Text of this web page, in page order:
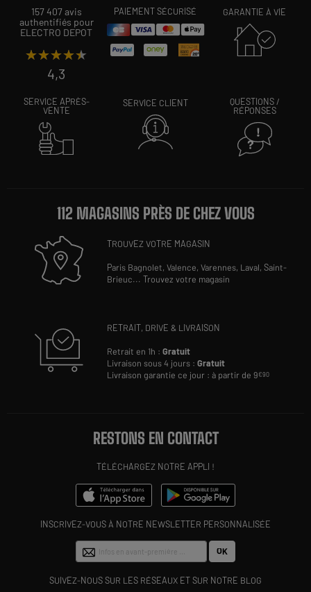
157 407 avis
authentifiés pour
ELECTRO DEPOT
★★★★★
★★★★★
4,3
PAIEMENT SÉCURISÉ GARANTIE À VIE
SERVICE APRÈS-
VENTE
SERVICE CLIENT
QUESTIONS /
RÉPONSES
112 MAGASINS PRÈS DE CHEZ VOUS
TROUVEZ VOTRE MAGASIN
Paris Bagnolet,Valence,Varennes, Laval,Saint-
Brieuc...Trouvez votre magasin
RETRAIT, DRIVE & LIVRAISON
Retrait en 1h :Gratuit
Livraison sous 4 jours :Gratuit
Livraison garantie ce jour : à partir de 9€90
RESTONS EN CONTACT
TÉLÉCHARGEZ NOTRE APPLI !
INSCRIVEZ-VOUS À NOTRE NEWSLETTER PERSONNALISÉE
OK
SUIVEZ-NOUS SUR LES RÉSEAUX ET SUR NOTRE BLOG